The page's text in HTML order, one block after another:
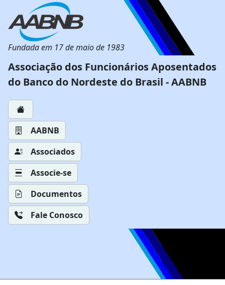
Fundada em 17 de maio de 1983
Associação dos Funcionários Aposentados
do Banco do Nordeste do Brasil - AABNB
AABNB
Associados
Associe-se
Documentos
Fale Conosco